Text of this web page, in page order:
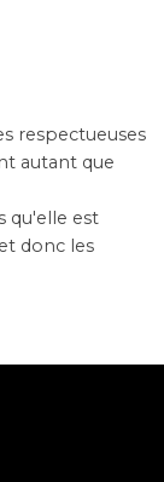
respectueuses
autant que
qu'elle est
donc les